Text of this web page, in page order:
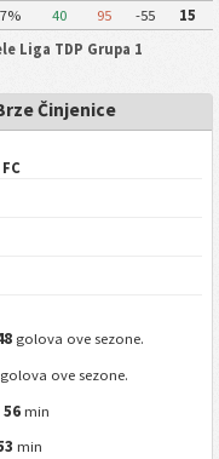
40 95 -55
15
Liga TDP Grupa 1
Činjenice
golova ove sezone.
golova ove sezone.
56 min
min